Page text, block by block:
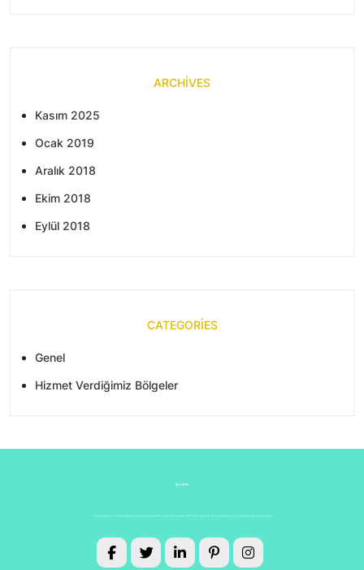
ARCHIVES
Kasım 2025
Ocak 2019
Aralık 2018
Ekim 2018
Eylül 2018
CATEGORIES
Genel
Hizmet Verdiğimiz Bölgeler
About Us
Lorem ipsum dolor sit amet, consectetur adipiscing elit, sed do eiusmod tempor incididunt ut Labore et dolore magna aliqua. Enim ve minimum düzeyde, çok fazla çaba gerektiren bir egzersiz, her şeyden önce mümkün olan en iyi egzersizdir.